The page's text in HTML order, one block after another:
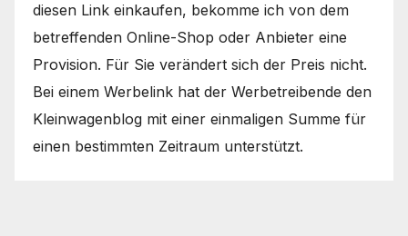
diesen Link einkaufen, bekomme ich von dem
betreffenden Online-Shop oder Anbieter eine
Provision. Für Sie verändert sich der Preis nicht.
Bei einem Werbelink hat der Werbetreibende den
Kleinwagenblog mit einer einmaligen Summe für
einen bestimmten Zeitraum unterstützt.